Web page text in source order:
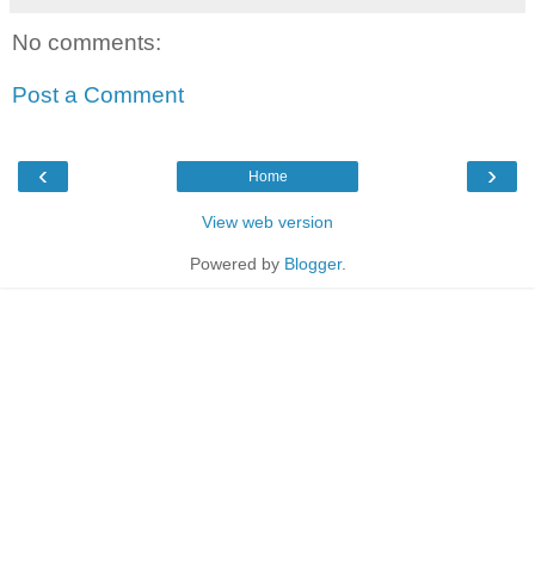
No comments:
Post a Comment
‹ ›
Home
View web version
Powered by Blogger.